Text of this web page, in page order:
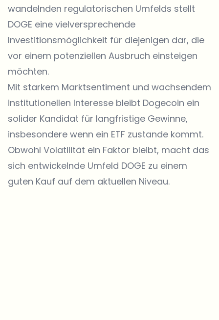
wandelnden regulatorischen Umfelds stellt
DOGE eine vielversprechende
Investitionsmöglichkeit für diejenigen dar, die
vor einem potenziellen Ausbruch einsteigen
möchten.
Mit starkem Marktsentiment und wachsendem
institutionellen Interesse bleibt Dogecoin ein
solider Kandidat für langfristige Gewinne,
insbesondere wenn ein ETF zustande kommt.
Obwohl Volatilität ein Faktor bleibt, macht das
sich entwickelnde Umfeld DOGE zu einem
guten Kauf auf dem aktuellen Niveau.